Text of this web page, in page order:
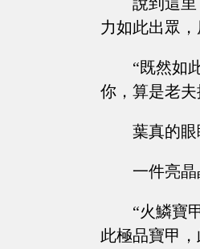
力如此出眾
“既然如
你，算是老
葉真的眼
一件亮
“火鱗寶
此極品寶甲